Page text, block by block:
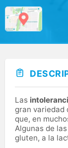
Las
gran variedad
que, en
Algunas de
gluten, a la